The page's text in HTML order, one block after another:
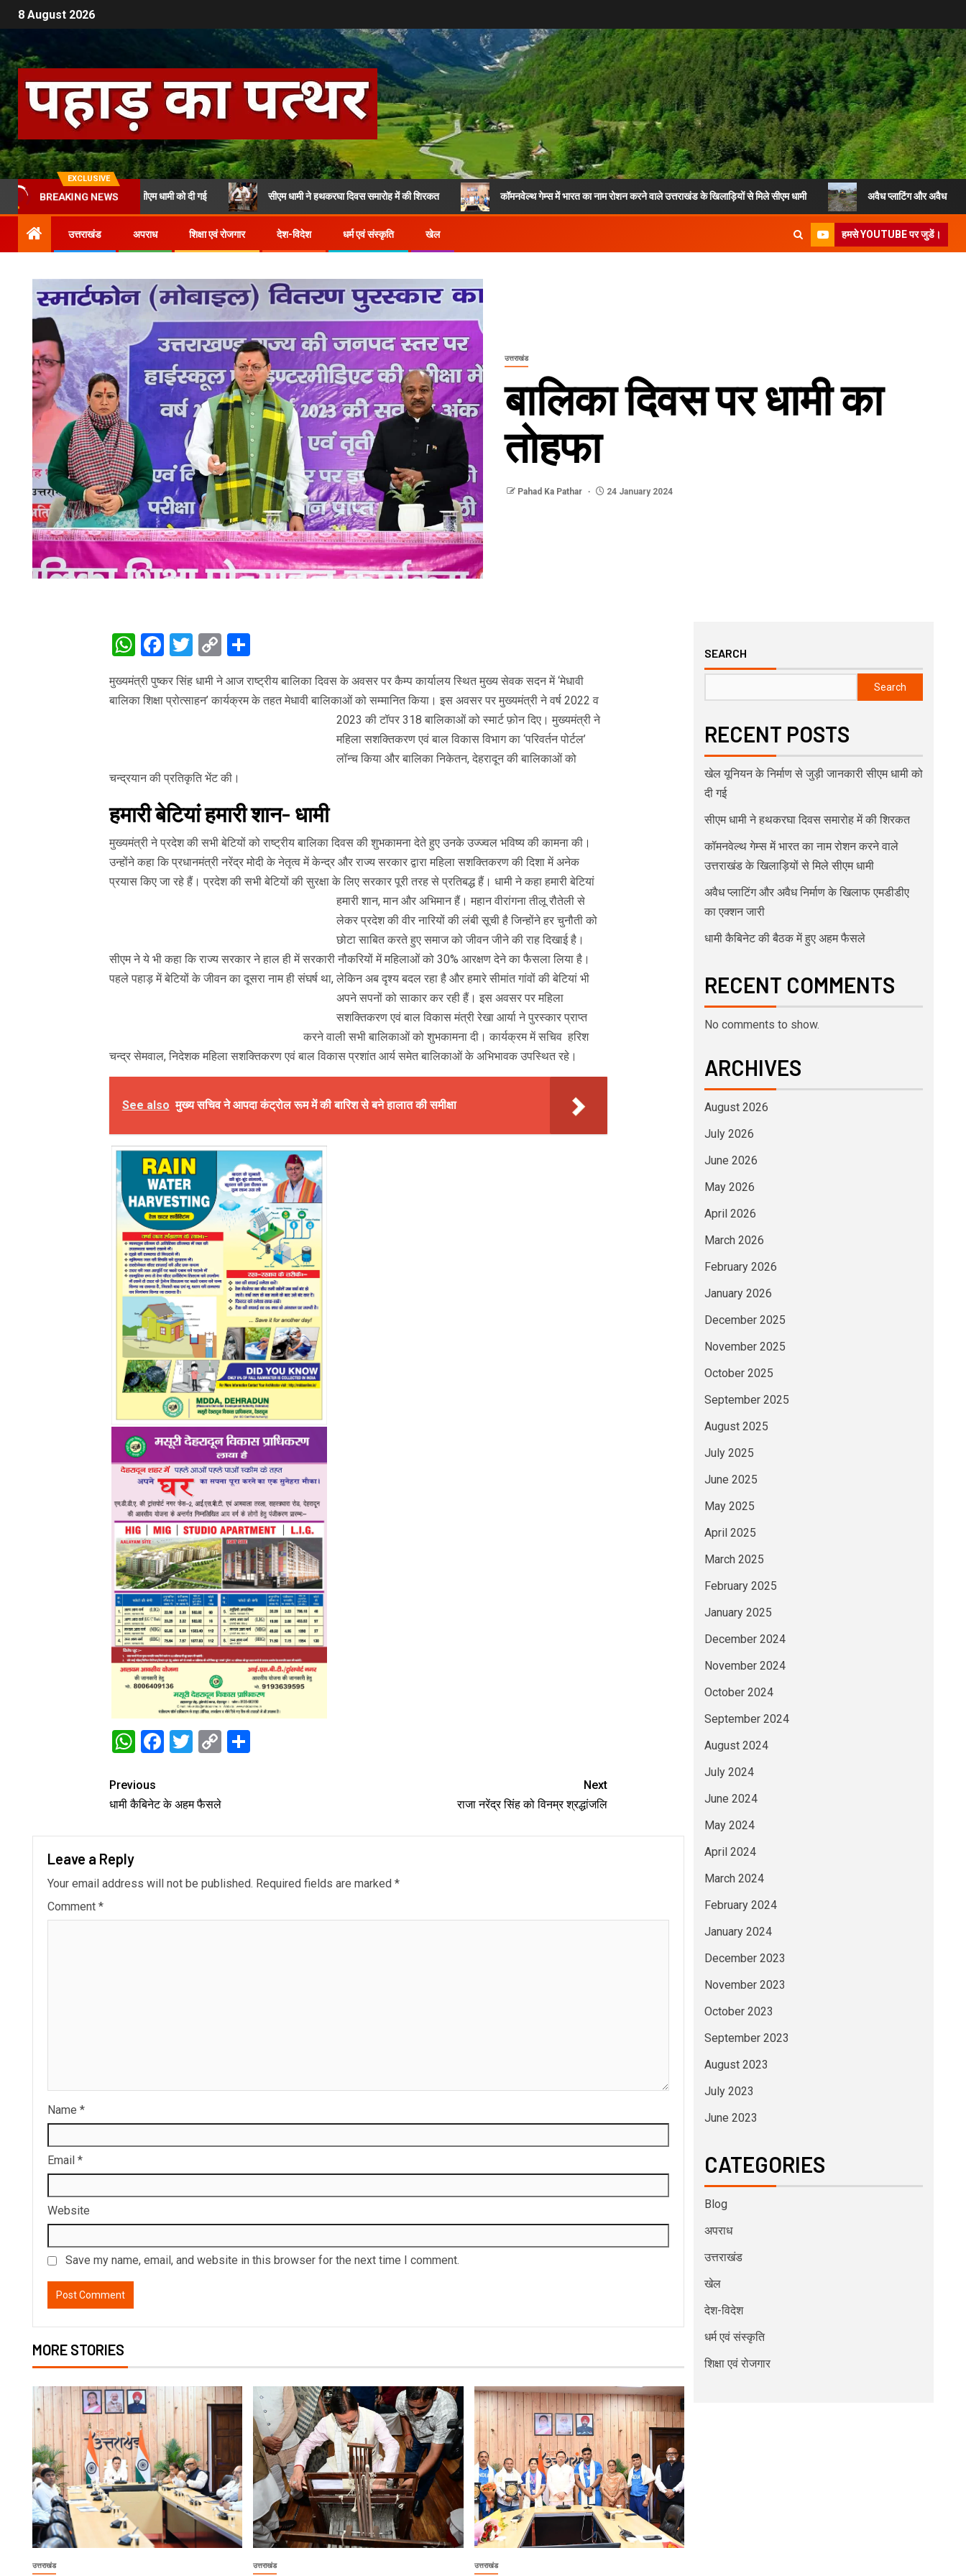
8 August 2026
EXCLUSIVE
BREAKING NEWS
से जुड़ी जानकारी सीएम धामी को दी गई सीएम धामी ने हथकरघा दिवस समारोह में की शिरकत कॉमनवेल्थ गेम्स में भारत का नाम रोशन करने वाले उत्तराखंड के खिलाड़ियों से मिले सीएम धामी अवैध प्लाटिंग और अवैध निर्माण के खिलाफ
उत्तराखंड अपराध शिक्षा एवं रोजगार देश-विदेश धर्म एवं संस्कृति खेल हमसे YOUTUBE पर जुडें।
उत्तराखंड
बालिका दिवस पर धामी का
तोहफा
Pahad Ka Pathar 24 January 2024
WhatsApp
Facebook
Twitter
CopyShare
मुख्यमंत्री पुष्कर सिंह धामी ने आज राष्ट्रीय बालिका दिवस के अवसर पर कैम्प कार्यालय स्थित मुख्य सेवक सदन में ‘मेधावी
बालिका शिक्षा प्रोत्साहन’ कार्यक्रम के तहत मेधावी बालिकाओं को सम्मानित किया। इस अवसर पर मुख्यमंत्री ने वर्ष 2022 व
2023 की टॉपर 318 बालिकाओं को स्मार्ट फ़ोन दिए। मुख्यमंत्री ने
महिला सशक्तिकरण एवं बाल विकास विभाग का ‘परिवर्तन पोर्टल’
लॉन्च किया और बालिका निकेतन, देहरादून की बालिकाओं को
चन्द्रयान की प्रतिकृति भेंट की।
हमारी बेटियां हमारी शान- धामी
मुख्यमंत्री ने प्रदेश की सभी बेटियों को राष्ट्रीय बालिका दिवस की शुभकामना देते हुए उनके उज्ज्वल भविष्य की कामना की।
उन्होंने कहा कि प्रधानमंत्री नरेंद्र मोदी के नेतृत्व में केन्द्र और राज्य सरकार द्वारा महिला सशक्तिकरण की दिशा में अनेक
प्रयास किए जा रहे हैं। प्रदेश की सभी बेटियों की सुरक्षा के लिए सरकार पूरी तरह से प्रतिबद्ध हैं। धामी ने कहा हमारी बेटियां
हमारी शान, मान और अभिमान हैं। महान वीरांगना तीलू रौतेली से
लेकर प्रदेश की वीर नारियों की लंबी सूची है जिन्होंने हर चुनौती को
छोटा साबित करते हुए समाज को जीवन जीने की राह दिखाई है।
सीएम ने ये भी कहा कि राज्य सरकार ने हाल ही में सरकारी नौकरियों में महिलाओं को 30% आरक्षण देने का फैसला लिया है।
पहले पहाड़ में बेटियों के जीवन का दूसरा नाम ही संघर्ष था, लेकिन अब दृश्य बदल रहा है और हमारे सीमांत गांवों की बेटियां भी
अपने सपनों को साकार कर रही हैं। इस अवसर पर महिला
सशक्तिकरण एवं बाल विकास मंत्री रेखा आर्या ने पुरस्कार प्राप्त
करने वाली सभी बालिकाओं को शुभकामना दी। कार्यक्रम में सचिव हरिश
चन्द्र सेमवाल, निदेशक महिला सशक्तिकरण एवं बाल विकास प्रशांत आर्य समेत बालिकाओं के अभिभावक उपस्थित रहे।
See also मुख्य सचिव ने आपदा कंट्रोल रूम में की बारिश से बने हालात की समीक्षा
WhatsApp
Facebook
Twitter
CopyShare
Previous
धामी कैबिनेट के अहम फैसले
Next
राजा नरेंद्र सिंह को विनम्र श्रद्धांजलि
Leave a Reply
Your email address will not be published. Required fields are marked *
Comment *
Name *
Email *
Website
Save my name, email, and website in this browser for the next time I comment.
MORE STORIES
उत्तराखंड उत्तराखंड उत्तराखंड
SEARCH
Search
RECENT POSTS
खेल यूनियन के निर्माण से जुड़ी जानकारी सीएम धामी को
दी गई
सीएम धामी ने हथकरघा दिवस समारोह में की शिरकत
कॉमनवेल्थ गेम्स में भारत का नाम रोशन करने वाले
उत्तराखंड के खिलाड़ियों से मिले सीएम धामी
अवैध प्लाटिंग और अवैध निर्माण के खिलाफ एमडीडीए
का एक्शन जारी
धामी कैबिनेट की बैठक में हुए अहम फैसले
RECENT COMMENTS
No comments to show.
ARCHIVES
August 2026
July 2026
June 2026
May 2026
April 2026
March 2026
February 2026
January 2026
December 2025
November 2025
October 2025
September 2025
August 2025
July 2025
June 2025
May 2025
April 2025
March 2025
February 2025
January 2025
December 2024
November 2024
October 2024
September 2024
August 2024
July 2024
June 2024
May 2024
April 2024
March 2024
February 2024
January 2024
December 2023
November 2023
October 2023
September 2023
August 2023
July 2023
June 2023
CATEGORIES
Blog
अपराध
उत्तराखंड
खेल
देश-विदेश
धर्म एवं संस्कृति
शिक्षा एवं रोजगार